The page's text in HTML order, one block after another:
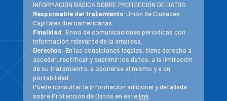
INFORMACIÓN BÁSICA SOBRE PROTECCIÓN DE DATOS:
Responsable del tratamiento:Unión de Ciudades
Capitales Iberoamericanas.
Finalidad: Envío de comunicaciones periodicas con
información relevante de la empresa.
Derechos: En las condiciones legales, tiene derecho a
acceder, rectificar y suprimir los datos, a la limitación
de su tratamiento, a oponerse al mismo y a su
portabilidad.
Puede consultar la información adicional y detallada
sobre Protección de Datos en estelink.